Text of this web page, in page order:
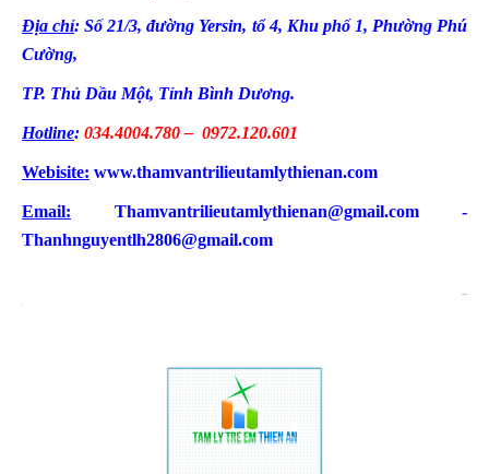
Địa chỉ: Số 21/3, đường Yersin, tổ 4, Khu phố 1, Phường Phú
Cường,
TP. Thủ Dầu Một, Tỉnh Bình Dương.
Hotline: 034.4004.780 – 0972.120.601
Webisite: www.thamvantrilieutamlythienan.com
Email: Thamvantrilieutamlythienan@gmail.com -
Thanhnguyentlh2806@gmail.com